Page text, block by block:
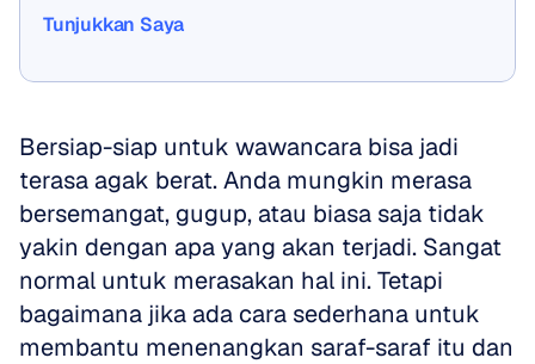
Tunjukkan Saya
Bersiap-siap untuk wawancara bisa jadi
terasa agak berat. Anda mungkin merasa
bersemangat, gugup, atau biasa saja tidak
yakin dengan apa yang akan terjadi. Sangat
normal untuk merasakan hal ini. Tetapi
bagaimana jika ada cara sederhana untuk
membantu menenangkan saraf-saraf itu dan